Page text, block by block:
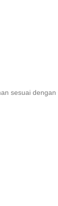
sesuai